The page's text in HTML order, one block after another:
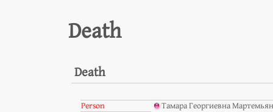
Death
Death
Person
Тамара Георгиевна